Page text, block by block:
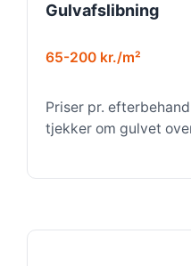
Gulvafslibning
65-200 kr./m²
Priser pr.
tjekker om gulvet